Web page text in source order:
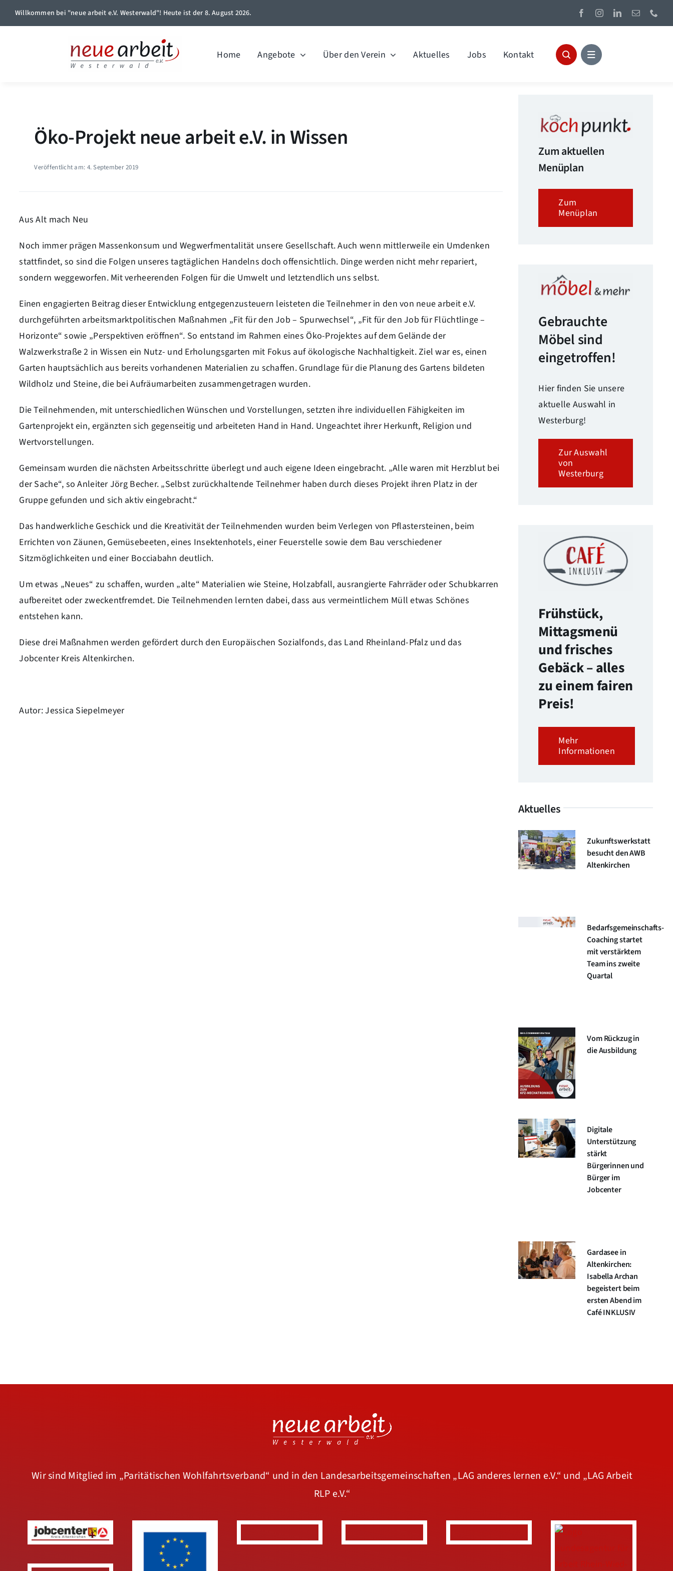
Skip
to
Willkommen bei "neue arbeit e.V. Westerwald"! Heute ist der 8. August 2026.
Home Angebote Über den Verein Aktuelles Jobs Kontakt
Öko-Projekt neue arbeit e.V. in Wissen
Veröffentlicht am: 4. September 2019
Aus Alt mach Neu
Noch immer prägen Massenkonsum und Wegwerfmentalität unsere Gesellschaft. Auch wenn mittlerweile ein Umdenken
stattfindet, so sind die Folgen unseres tagtäglichen Handelns doch offensichtlich. Dinge werden nicht mehr repariert,
sondern weggeworfen. Mit verheerenden Folgen für die Umwelt und letztendlich uns selbst.
Einen engagierten Beitrag dieser Entwicklung entgegenzusteuern leisteten die Teilnehmer in den von neue arbeit e.V.
durchgeführten arbeitsmarktpolitischen Maßnahmen „Fit für den Job – Spurwechsel“, „Fit für den Job für Flüchtlinge –
Horizonte“ sowie „Perspektiven eröffnen“. So entstand im Rahmen eines Öko-Projektes auf dem Gelände der
Walzwerkstraße 2 in Wissen ein Nutz- und Erholungsgarten mit Fokus auf ökologische Nachhaltigkeit. Ziel war es, einen
Garten hauptsächlich aus bereits vorhandenen Materialien zu schaffen. Grundlage für die Planung des Gartens bildeten
Wildholz und Steine, die bei Aufräumarbeiten zusammengetragen wurden.
Die Teilnehmenden, mit unterschiedlichen Wünschen und Vorstellungen, setzten ihre individuellen Fähigkeiten im
Gartenprojekt ein, ergänzten sich gegenseitig und arbeiteten Hand in Hand. Ungeachtet ihrer Herkunft, Religion und
Wertvorstellungen.
Gemeinsam wurden die nächsten Arbeitsschritte überlegt und auch eigene Ideen eingebracht. „Alle waren mit Herzblut bei
der Sache“, so Anleiter Jörg Becher. „Selbst zurückhaltende Teilnehmer haben durch dieses Projekt ihren Platz in der
Gruppe gefunden und sich aktiv eingebracht.“
Das handwerkliche Geschick und die Kreativität der Teilnehmenden wurden beim Verlegen von Pflastersteinen, beim
Errichten von Zäunen, Gemüsebeeten, eines Insektenhotels, einer Feuerstelle sowie dem Bau verschiedener
Sitzmöglichkeiten und einer Bocciabahn deutlich.
Um etwas „Neues“ zu schaffen, wurden „alte“ Materialien wie Steine, Holzabfall, ausrangierte Fahrräder oder Schubkarren
aufbereitet oder zweckentfremdet. Die Teilnehmenden lernten dabei, dass aus vermeintlichem Müll etwas Schönes
entstehen kann.
Diese drei Maßnahmen werden gefördert durch den Europäischen Sozialfonds, das Land Rheinland-Pfalz und das
Jobcenter Kreis Altenkirchen.
Autor: Jessica Siepelmeyer
Zum aktuellen
Menüplan
Zum
Menüplan
Gebrauchte
Möbel sind
eingetroffen!
Hier finden Sie unsere
aktuelle Auswahl in
Westerburg!
Zur Auswahl
von
Westerburg
Frühstück,
Mittagsmenü
und frisches
Gebäck – alles
zu einem fairen
Preis!
Mehr
Informationen
Aktuelles
Zukunftswerkstatt
besucht den AWB
Altenkirchen
Bedarfsgemeinschafts-
Coaching startet
mit verstärktem
Team ins zweite
Quartal
Vom Rückzug in
die Ausbildung
Digitale
Unterstützung
stärkt
Bürgerinnen und
Bürger im
Jobcenter
Gardasee in
Altenkirchen:
Isabella Archan
begeistert beim
ersten Abend im
Café INKLUSIV
Wir sind Mitglied im „Paritätischen Wohlfahrtsverband“ und in den Landesarbeitsgemeinschaften „LAG anderes lernen e.V.“ und „LAG Arbeit
RLP e.V.“